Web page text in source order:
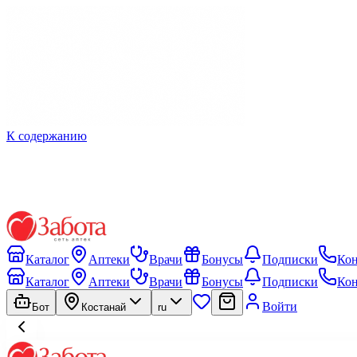
К содержанию
Каталог Аптеки Врачи Бонусы Подписки
Каталог
Аптеки Врачи Бонусы Подписки
Бот Костанай ru Войти